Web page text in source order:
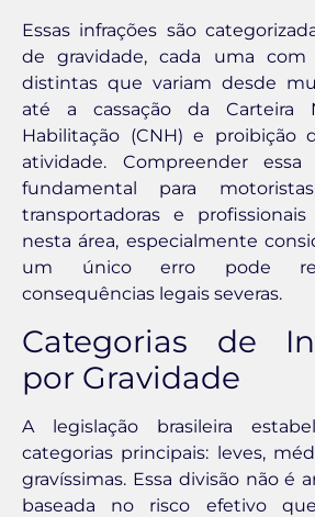
Essas infrações são
de gravidade, cada uma com
distintas que variam desde
até a cassação da Carteira
Habilitação (CNH) e proibição
atividade. Compreender
fundamental para
transportadoras e
nesta área, especialmente
um único erro pode
consequências legais severas.
Categorias de
por Gravidade
A legislação brasileira
categorias principais: leves,
gravíssimas. Essa divisão não é
baseada no risco efetivo